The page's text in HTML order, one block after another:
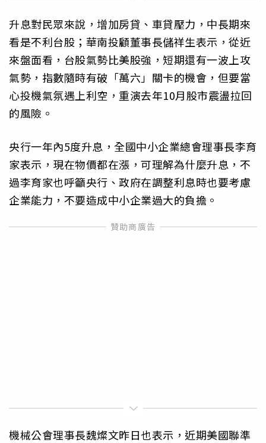
升息對民眾來說，增加房貸、車貸壓力，中長期來
看是不利台股；華南投顧董事長儲祥生表示，從近
來盤面看，台股氣勢比美股強，短期還有一波上攻
氣勢，指數隨時有破「萬六」關卡的機會，但要當
心投機氣氛遇上利空，重演去年10月股市震盪拉回
的風險。
央行一年內5度升息，全國中小企業總會理事長李育
家表示，現在物價都在漲，可理解為什麼升息，不
過李育家也呼籲央行、政府在調整利息時也要考慮
企業能力，不要造成中小企業過大的負擔。
機械公會理事長魏燦文昨日也表示，近期美國聯準